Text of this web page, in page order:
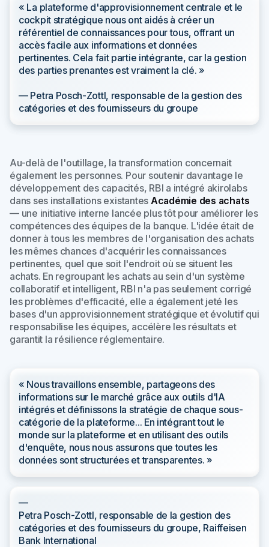
« La plateforme d'approvisionnement centrale et le
cockpit stratégique nous ont aidés à créer un
référentiel de connaissances pour tous, offrant un
accès facile aux informations et données
pertinentes. Cela fait partie intégrante, car la gestion
des parties prenantes est vraiment la clé. »
— Petra Posch-Zottl, responsable de la gestion des
catégories et des fournisseurs du groupe
Au-delà de l'outillage, la transformation concernait
également les personnes. Pour soutenir davantage le
développement des capacités, RBI a intégré akirolabs
dans ses installations existantes Académie des achats
— une initiative interne lancée plus tôt pour améliorer les
compétences des équipes de la banque. L'idée était de
donner à tous les membres de l'organisation des achats
les mêmes chances d'acquérir les connaissances
pertinentes, quel que soit l'endroit où se situent les
achats. En regroupant les achats au sein d'un système
collaboratif et intelligent, RBI n'a pas seulement corrigé
les problèmes d'efficacité, elle a également jeté les
bases d'un approvisionnement stratégique et évolutif qui
responsabilise les équipes, accélère les résultats et
garantit la résilience réglementaire.
« Nous travaillons ensemble, partageons des
informations sur le marché grâce aux outils d'IA
intégrés et définissons la stratégie de chaque sous-
catégorie de la plateforme... En intégrant tout le
monde sur la plateforme et en utilisant des outils
d'enquête, nous nous assurons que toutes les
données sont structurées et transparentes. »
—
Petra Posch-Zottl, responsable de la gestion des
catégories et des fournisseurs du groupe, Raiffeisen
Bank International